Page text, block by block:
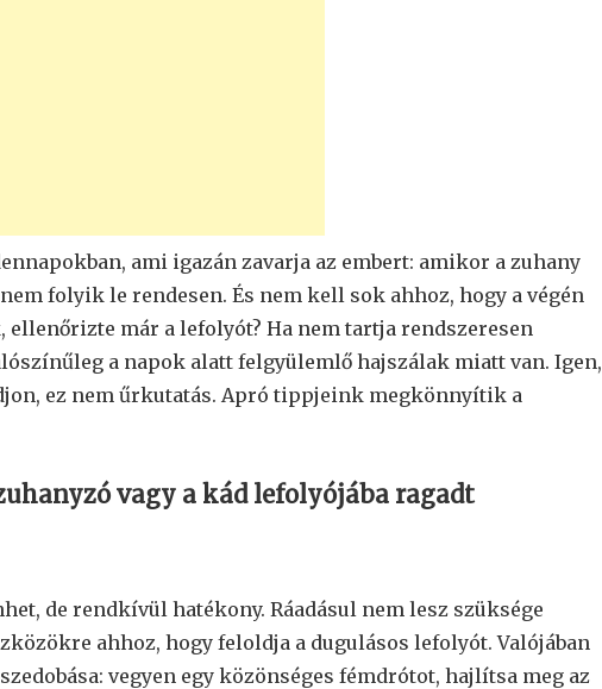
ami igazán zavarja az embert: amikor a zuhany
folyik le rendesen. És nem kell sok ahhoz, hogy a végén
ellenőrizte már a lefolyót? Ha nem tartja rendszeresen
a napok alatt felgyülemlő hajszálak miatt van. Igen,
ez nem űrkutatás. Apró tippjeink megkönnyítik a
vagy a kád lefolyójába ragadt
de rendkívül hatékony. Ráadásul nem lesz szüksége
ahhoz, hogy feloldja a dugulásos lefolyót. Valójában
vegyen egy közönséges fémdrótot, hajlítsa meg az